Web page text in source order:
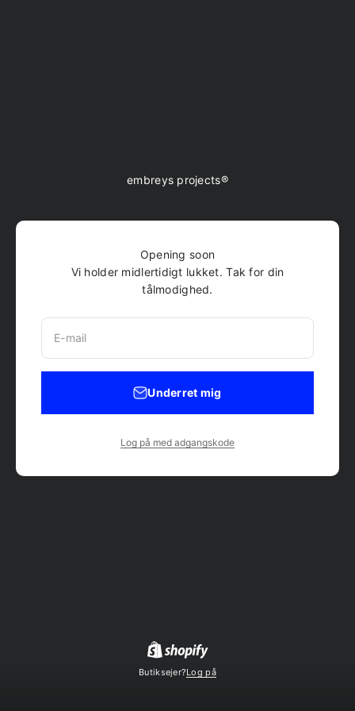
embreys projects®
Opening soon
Vi holder midlertidigt lukket. Tak for din
tålmodighed.
E-mail
Underret mig
Log på med adgangskode
Butiksejer?Log på